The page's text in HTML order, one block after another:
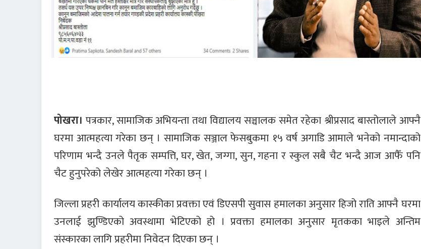
पोखरा। पत्रकार, सामाजिक अभियन्ता तथा विद्यालय सञ्चालक समेत रहेका श्रीप्रसाद बास्तोलाले आफ्नै
घरमा आत्महत्या गरेका छन् । सामाजिक सञ्जाल फेसबुकमा १५ वर्ष अगाडि आमाले भनेको नमान्दाको
परिणाम भन्दै उनले पैतृक सम्पत्ति, घर, खेत, जग्गा, सुन, गहना र स्कुल सबै चैट भन्दै आज आफैँ पनि
चैट हुनुपरेको लेखेर आत्महत्या गरेका छन् ।
जिल्ला प्रहरी कार्यालय कास्कीका प्रवक्ता एवं डिएसपी सुवास हमालका अनुसार हिजो राति आफ्नै घरमा
उनलाई झुण्डिएको अवस्थामा भेटिएको हो । प्रवक्ता हमालका अनुसार मृतकका भाइले अन्तिम
संस्कारका लागि प्रहरीमा निवेदन दिएका छन् ।